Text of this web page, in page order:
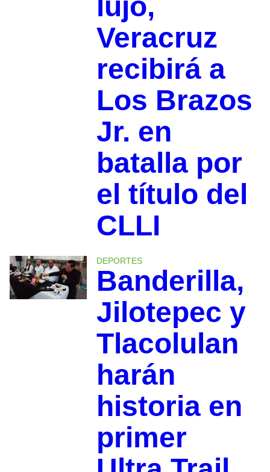
lujo,
Veracruz
recibirá a
Los Brazos
Jr. en
batalla por
el título del
CLLI
DEPORTES
Banderilla,
Jilotepec y
Tlacolulan
harán
historia en
primer